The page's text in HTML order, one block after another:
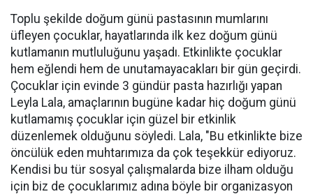
Toplu şekilde doğum günü pastasının mumlarını
üfleyen çocuklar, hayatlarında ilk kez doğum günü
kutlamanın mutluluğunu yaşadı. Etkinlikte çocuklar
hem eğlendi hem de unutamayacakları bir gün geçirdi.
Çocuklar için evinde 3 gündür pasta hazırlığı yapan
Leyla Lala, amaçlarının bugüne kadar hiç doğum günü
kutlamamış çocuklar için güzel bir etkinlik
düzenlemek olduğunu söyledi. Lala, "Bu etkinlikte bize
öncülük eden muhtarımıza da çok teşekkür ediyoruz.
Kendisi bu tür sosyal çalışmalarda bize ilham olduğu
için biz de çocuklarımız adına böyle bir organizasyon